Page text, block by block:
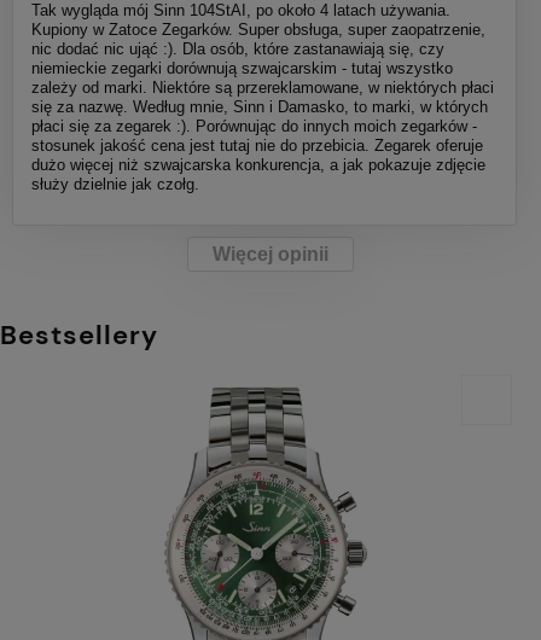
Tak wygląda mój Sinn 104StAI, po około 4 latach używania.
Kupiony w Zatoce Zegarków. Super obsługa, super zaopatrzenie,
nic dodać nic ująć :). Dla osób, które zastanawiają się, czy
niemieckie zegarki dorównują szwajcarskim - tutaj wszystko
zależy od marki. Niektóre są przereklamowane, w niektórych płaci
się za nazwę. Według mnie, Sinn i Damasko, to marki, w których
płaci się za zegarek :). Porównując do innych moich zegarków -
stosunek jakość cena jest tutaj nie do przebicia. Zegarek oferuje
dużo więcej niż szwajcarska konkurencja, a jak pokazuje zdjęcie
służy dzielnie jak czołg.
Więcej opinii
Bestsellery